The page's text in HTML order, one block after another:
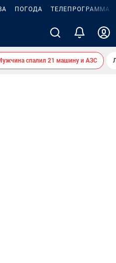
ПОГОДА ТЕЛЕПРОГРАММА
спалил 21 машину и АЗС